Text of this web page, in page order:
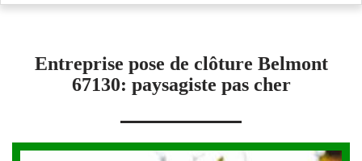
Entreprise pose de clôture Belmont
67130: paysagiste pas cher